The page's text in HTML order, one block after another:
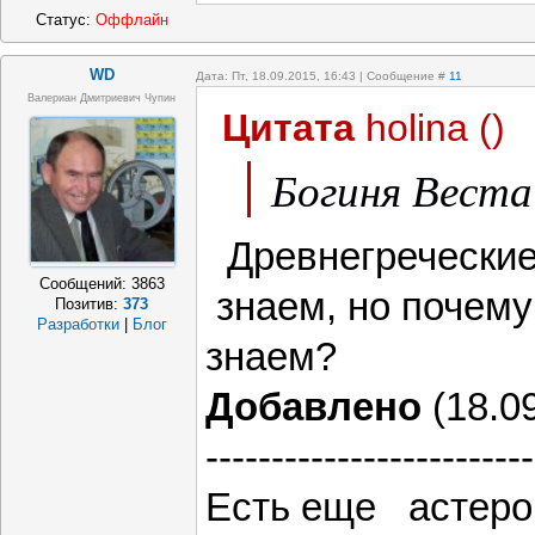
Статус: Оффлайн
WD Дата: Пт, 18.09.2015, 16:43 | Сообщение # 11
Валериан Дмитриевич Чупин
Сообщений: 3863
Позитив:373
Разработки
Блог
Цитата holina ()
Богиня
знаем, но
знаем?
Добавлено
Есть еще